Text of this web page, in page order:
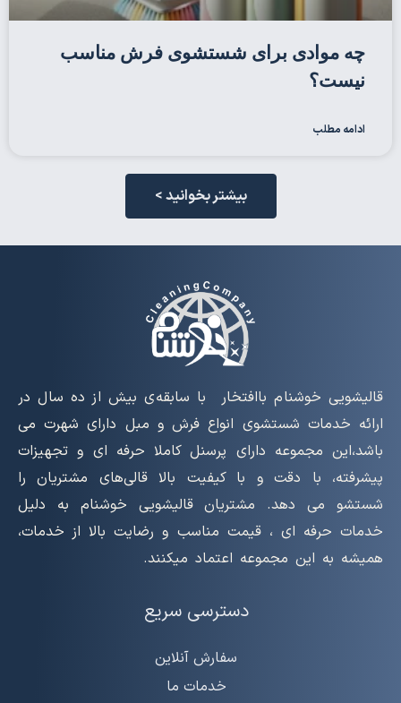
چه موادی برای شستشوی فرش مناسب
نیست؟
ادامه مطلب
بیشتر بخوانید >
قالیشویی خوشنام باافتخار با سابقه‌ی بیش از ده سال در
ارائه خدمات شستشوی انواع فرش و مبل دارای شهرت می
باشد،این مجموعه دارای پرسنل کاملا حرفه ای و تجهیزات
پیشرفته، با دقت و با کیفیت بالا قالی‌های مشتریان را
شستشو می دهد. مشتریان قالیشویی خوشنام به دلیل
خدمات حرفه ای ، قیمت مناسب و رضایت بالا از خدمات،
همیشه به این مجموعه اعتماد میکنند.
دسترسی سریع
سفارش آنلاین
خدمات ما